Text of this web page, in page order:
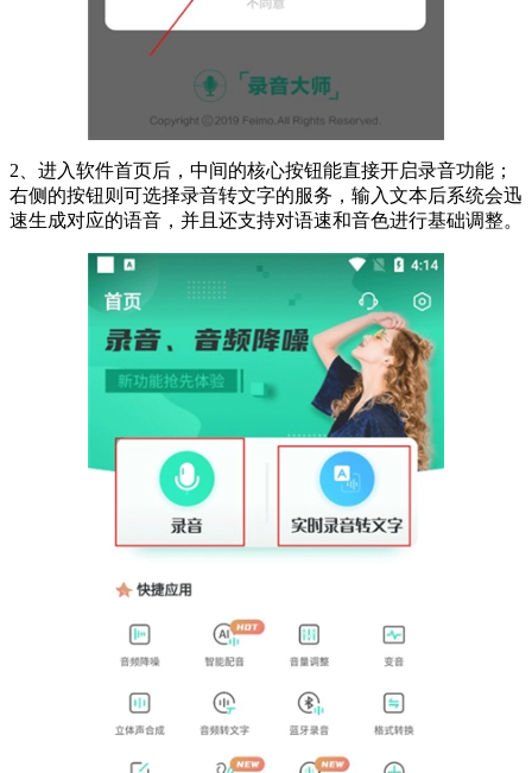
2、进入软件首页后，中间的核心按钮能直接开启录音功能；
右侧的按钮则可选择录音转文字的服务，输入文本后系统会迅
速生成对应的语音，并且还支持对语速和音色进行基础调整。